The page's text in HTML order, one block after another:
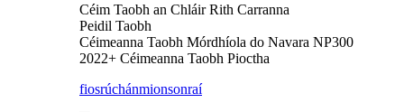
Céim Taobh an Chláir Rith Carranna
Peidil Taobh
Céimeanna Taobh Mórdhíola do Navara NP300
2022+ Céimeanna Taobh Pioctha
fiosrúchánmionsonraí